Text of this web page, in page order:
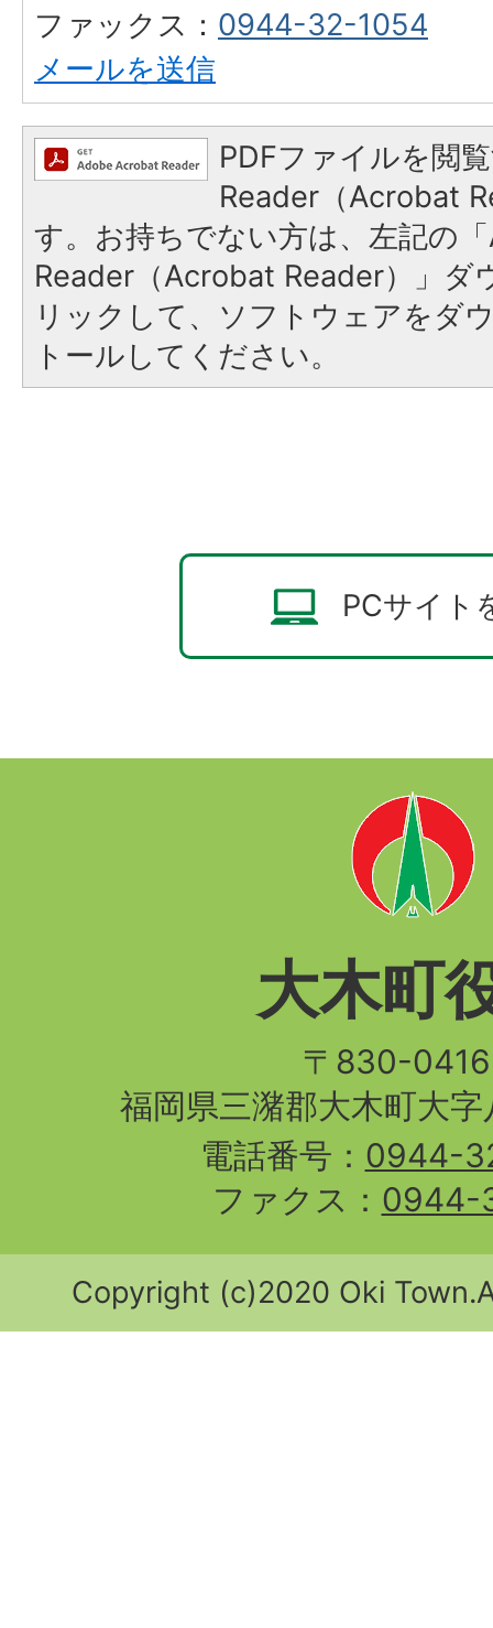
ファックス： 0944-32-1054
メールを送信
PDFファイルを閲
Reader（Acrobat
す。お持ちでない方は、左記の
Reader（Acrobat Reader）」ダ
リックして、ソフトウェアをダ
トールしてください。
PCサイト
大木町
〒830-
福岡県三潴郡大木町大
電話番号： 0944-
ファクス： 0944-
Copyright (c)2020 Oki